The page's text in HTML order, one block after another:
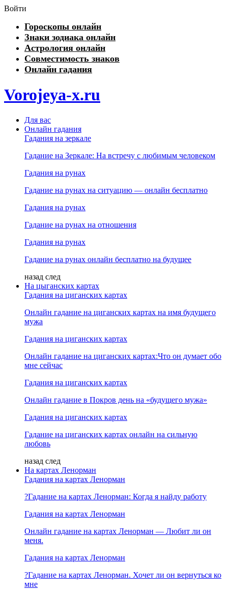
Войти
Гороскопы онлайн
Знаки зодиака онлайн
Астрология онлайн
Совместимость знаков
Онлайн гадания
Vorojeya-x.ru
Для вас
Онлайн гадания
Гадания на зеркале
Гадание на Зеркале: На встречу с любимым человеком
Гадания на рунах
Гадание на рунах на ситуацию — онлайн бесплатно
Гадания на рунах
Гадание на рунах на отношения
Гадания на рунах
Гадание на рунах онлайн бесплатно на будущее
назад след
На цыганских картах
Гадания на циганских картах
Онлайн гадание на циганских картах на имя будущего
мужа
Гадания на циганских картах
Онлайн гадание на циганских картах:Что он думает обо
мне сейчас
Гадания на циганских картах
Онлайн гадание в Покров день на «будущего мужа»
Гадания на циганских картах
Гадание на циганских картах онлайн на сильную
любовь
назад след
На картах Ленорман
Гадания на картах Ленорман
?Гадание на картах Ленорман: Когда я найду работу
Гадания на картах Ленорман
Онлайн гадание на картах Ленорман — Любит ли он
меня.
Гадания на картах Ленорман
?Гадание на картах Ленорман. Хочет ли он вернуться ко
мне